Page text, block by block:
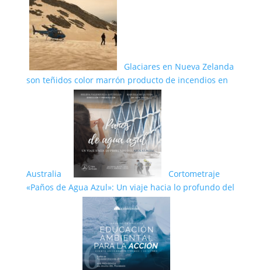
Glaciares en Nueva Zelanda
son teñidos color marrón producto de incendios en
Australia
Cortometraje
«Paños de Agua Azul»: Un viaje hacia lo profundo del